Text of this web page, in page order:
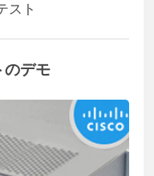
スト
のデモ